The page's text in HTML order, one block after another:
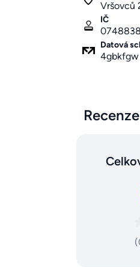
Vršovců
IČ
Datová
4gbkfgw